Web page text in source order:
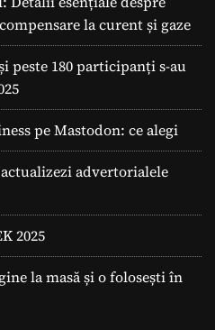
la curent și gaze
peste 180 participanți s-au
pe Mastodon: ce alegi
advertorialele
2025
la masă și o folosești în